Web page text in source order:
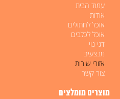
עמוד הבית
אודות
אוכל לחתולים
אוכל לכלבים
דגי נוי
מבצעים
אזורי שירות
צור קשר
מוצרים מומלצים